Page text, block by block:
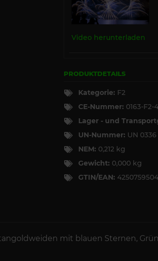
Video herunterladen
PRODUKTDETAILS
Kategorie: F2
CE-Nummer: 0163-F2-
Lager - und
UN-Nummer: UN 0336
NEM: 0,212 kg
Gewicht: 0,000 kg
GTIN/EAN:
mit blauen Sternen,